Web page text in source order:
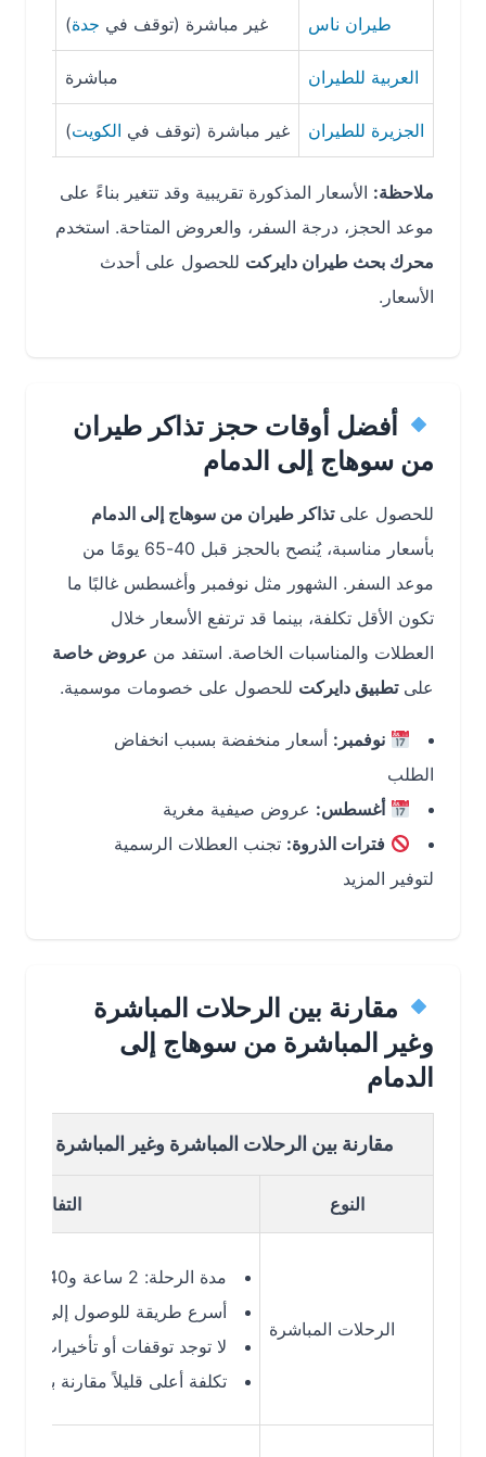
طيران ناس غير مباشرة (توقف فيجدة) 10 ساعات و10 دقائق
العربية للطيران مباشرة 6 ساعات و40 دقيقة
الجزيرة للطيران غير مباشرة (توقف فيالكويت) 10 ساعات و50 دقيقة
ملاحظة:الأسعار المذكورة تقريبية وقد تتغير بناءً على
موعد الحجز، درجة السفر، والعروض المتاحة. استخدم
محرك بحث طيران دايركتللحصول على أحدث
الأسعار.
أفضل أوقات حجز تذاكر طيران
من سوهاج إلى الدمام
للحصول علىتذاكر طيران من سوهاج إلى الدمام
بأسعار مناسبة، يُنصح بالحجز قبل 40-65 يومًا من
موعد السفر. الشهور مثل نوفمبر وأغسطس غالبًا ما
تكون الأقل تكلفة، بينما قد ترتفع الأسعار خلال
العطلات والمناسبات الخاصة. استفد منعروض خاصة
تطبيق دايركتللحصول على خصومات موسمية.
نوفمبر:أسعار منخفضة بسبب انخفاض
الطلب
أغسطس:عروض صيفية مغرية
فترات الذروة:تجنب العطلات الرسمية
لتوفير المزيد
مقارنة بين الرحلات المباشرة
وغير المباشرة من سوهاج إلى
الدمام
مقارنة بين الرحلات المباشرة وغير المباشرة من سوهاج
التفاصيل
الرحلات المباشرة
مدة الرحلة: 2 ساعة و40 دقيقة
أسرع طريقة للوصول إلى الدمام
لا توجد توقفات أو تأخيرات إضافية
تكلفة أعلى قليلاً مقارنة بالرحلات